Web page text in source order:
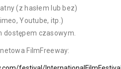
(z hasłem lub bez)
Youtube, itp.)
dostępem czasowym.
FilmFreeway: